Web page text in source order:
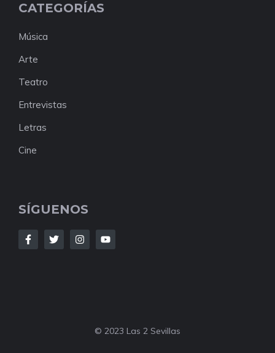
CATEGORÍAS
Música
Arte
Teatro
Entrevistas
Letras
Cine
SÍGUENOS
© 2023 Las 2 Sevillas